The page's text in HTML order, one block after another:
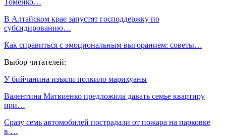
В Алтайском крае запустят господдержку по
субсидированию…
Как справиться с эмоциональным выгоранием: советы…
Выбор читателей:
У бийчанина изъяли полкило марихуаны
Валентина Матвиенко предложила давать семье квартиру
при…
Сразу семь автомобилей пострадали от пожара на парковке
в …